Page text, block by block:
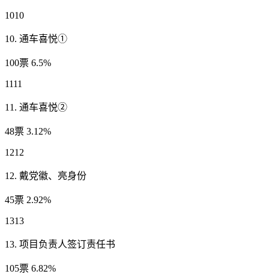
1010
10. 通车喜悦①
100票 6.5%
1111
11. 通车喜悦②
48票 3.12%
1212
12. 戴党徽、亮身份
45票 2.92%
1313
13. 项目负责人签订责任书
105票 6.82%